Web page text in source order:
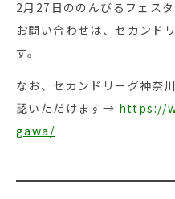
2月27日ののんびるフェス
お問い合わせは、セカンド
す。
なお、セカンドリーグ神奈
認いただけます→ https://
gawa/